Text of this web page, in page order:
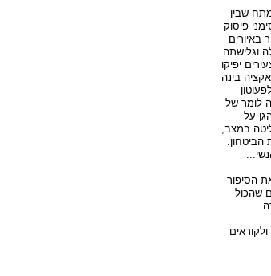
שבין
פיסוק
באיורים
וגלישתה
יפיקו
בינה
לומר של
על
במצב,
הביטחון:
הסיפור
שהכול